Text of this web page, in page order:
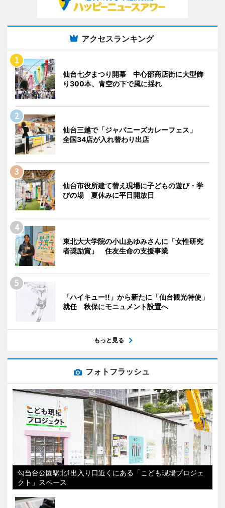
アクセスランキング
仙台七夕まつり開幕 中心部商店街に大型飾
り300本、青空の下で風に揺れ
仙台三越で「ジャパニーズカレーフェス」
全国34店が入れ替わり出店
仙台市役所建て替え現場に子どもの遊び・学
びの場 夏休みに平日開放日
東北大大学院の小山あゆみさんに「女性研究
者奨励賞」 住友生命の支援事業
「ハイキュー!!」から新たに「仙台観光特使」
就任 秋保にモニュメント設置へ
もっと見る
フォトフラッシュ
勾当台公園駅北1出入り口近くにある「こども現場プロジェ
クト」スペース